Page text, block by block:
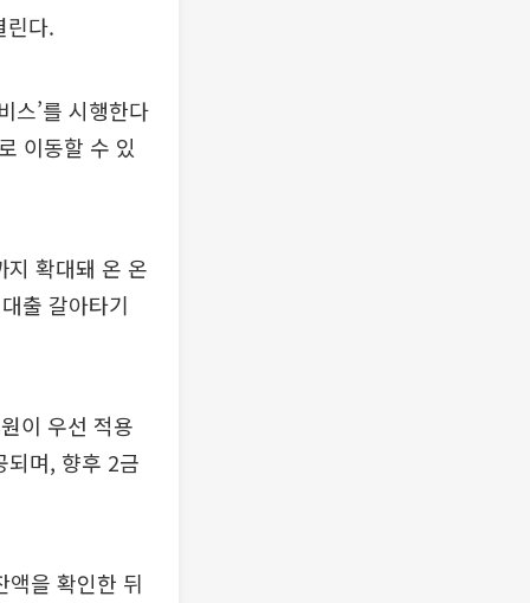
린다.
스’를 시행한다
이동할 수 있
지 확대돼 온 온
출 갈아타기
이 우선 적용
되며, 향후 2금
액을 확인한 뒤